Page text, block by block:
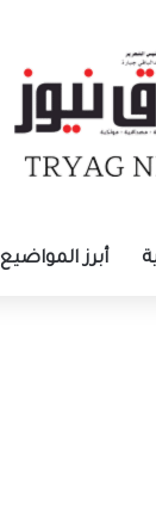
أبرز المواضيع